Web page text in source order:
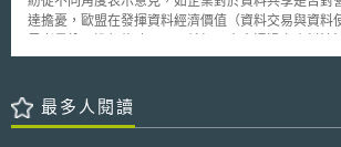
路線圖與結合先前提出之AI路線圖政策，達成於2030
家之目標。
的故意行為、偽造使用者ID、DDos攻擊、非法取得
者操作錯誤、使用者管理錯誤、外部受託方的管理錯
核制度、資安管理政策及資安控制措施的建議事項。
達擔憂，歐盟在發揮資料經濟價值（資料交易與資料
下： 1、資料共享 有鑑於因網路裝置/服務所產出的數位資料往往掌握於產
資料由製造商/服務商流動至第三人（包含產品/服務使
保護之資料包含使用AI所產生之資料。 2、營業秘密保護 為避免資料持有人
最多人閱讀